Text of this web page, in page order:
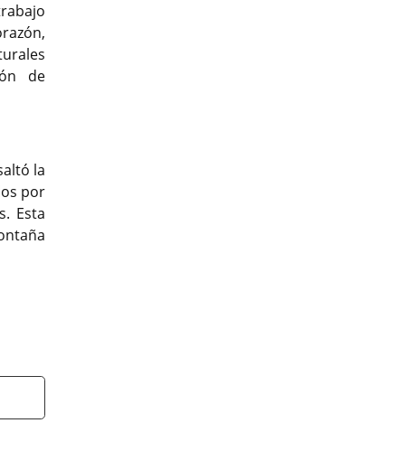
de
la
por
Esta